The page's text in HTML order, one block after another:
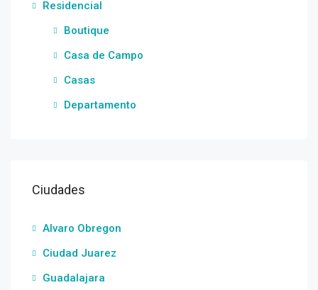
Residencial
Boutique
Casa de Campo
Casas
Departamento
Ciudades
Alvaro Obregon
Ciudad Juarez
Guadalajara